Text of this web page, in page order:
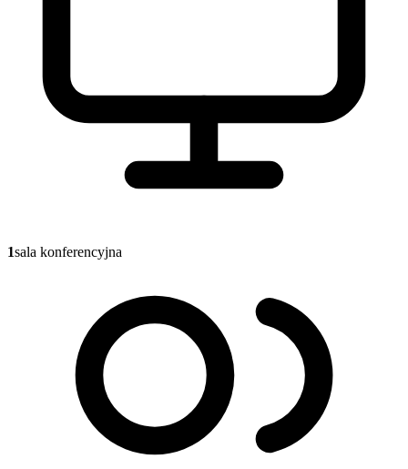
1sala konferencyjna